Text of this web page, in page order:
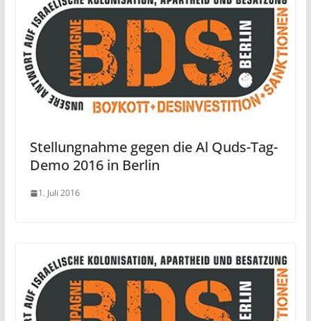
Stellungnahme gegen die Al Quds-Tag-
Demo 2016 in Berlin
1. Juli 2016